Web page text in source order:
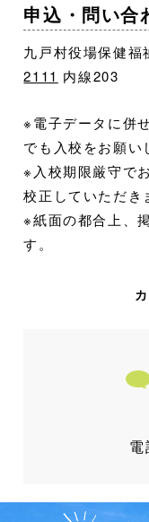
申込・問い合
九戸村役場保健福
2111 内線203
※電子データに併
でも入校をお願い
※入校期限厳守で
校正していただき
※紙面の都合上、
す。
電